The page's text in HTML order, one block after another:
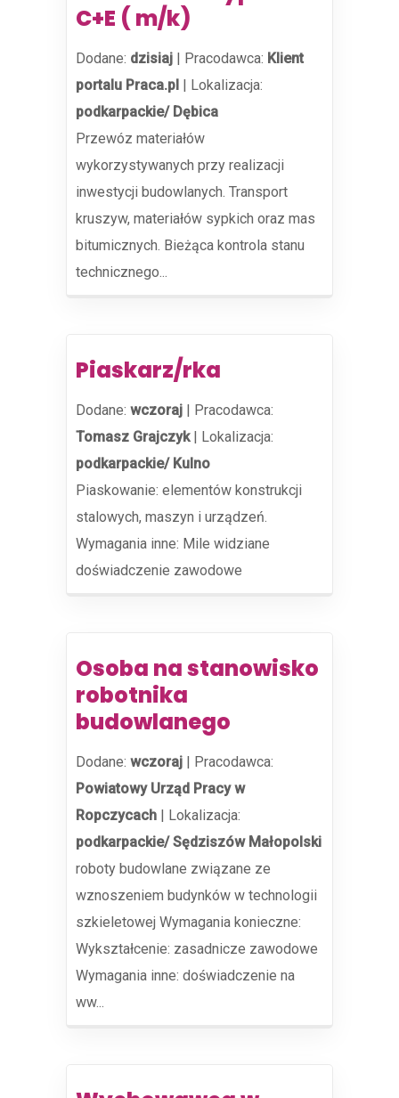
C+E ( m/k)
Dodane: dzisiaj | Pracodawca: Klient
portalu Praca.pl | Lokalizacja:
podkarpackie/ Dębica
Przewóz materiałów
wykorzystywanych przy realizacji
inwestycji budowlanych. Transport
kruszyw, materiałów sypkich oraz mas
bitumicznych. Bieżąca kontrola stanu
technicznego...
Piaskarz/rka
Dodane: wczoraj | Pracodawca:
Tomasz Grajczyk| Lokalizacja:
podkarpackie/ Kulno
Piaskowanie: elementów konstrukcji
stalowych, maszyn i urządzeń.
Wymagania inne: Mile widziane
doświadczenie zawodowe
Osoba na stanowisko
robotnika
budowlanego
Dodane: wczoraj | Pracodawca:
Powiatowy Urząd Pracy w
Ropczycach | Lokalizacja:
podkarpackie/ Sędziszów Małopolski
roboty budowlane związane ze
wznoszeniem budynków w technologii
szkieletowej Wymagania konieczne:
Wykształcenie: zasadnicze zawodowe
Wymagania inne: doświadczenie na
ww...